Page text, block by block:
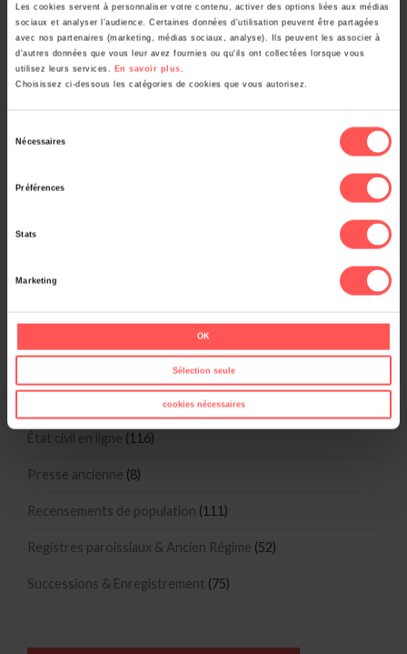
Les cookies servent à personnaliser votre contenu, activer des options liées aux médias
sociaux et analyser l’audience. Certaines données d'utilisation peuvent être partagées
avec nos partenaires (marketing, médias sociaux, analyse). Ils peuvent les associer à
d'autres données que vous leur avez fournies ou qu'ils ont collectées lorsque vous
utilisez leurs services.
En savoir plus .
Choisissez ci-dessous les catégories de cookies que vous autorisez.
Nécessaires
Préférences
Stats
Marketing
OK
Sélection seule
cookies nécessaires
Post
navigation
État civil de l’Eure : +6 millions individus
Paris : Nouvelles tables de successions et
Tous les articles
Actes & tables décennales(3)
Archives militaires & guerres(20)
Autres collections & fonds(31)
État civil en ligne (116)
Presse ancienne (8)
Recensements de population (111)
Registres paroissiaux & Ancien Régime (52)
Successions & Enregistrement (75)